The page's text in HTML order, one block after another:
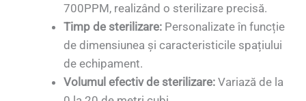
700PPM, realizând o sterilizare precisă.
Timp de sterilizare: Personalizate în funcție
de dimensiunea și caracteristicile spațiului
de echipament.
Volumul efectiv de sterilizare:Variază de la